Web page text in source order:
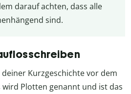
darauf achten, dass alle
sind.
Kurzgeschichte vor dem
wird Plotten genannt und ist das